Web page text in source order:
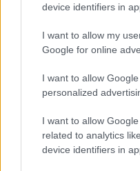
device identifiers in
I want to allow my
Google for online
I want to allow
personalized
I want to allow
related to analytics
device identifiers in
City break musicali:
Matteo Pellegrino · 5 Ago 2026
PIÙ LETTI
Ciabattine chic: la
comfort e stile